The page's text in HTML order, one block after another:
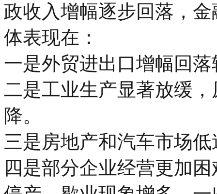
政收入增幅逐步回落，
体表现在：
一是外贸进出口增幅回
二是工业生产显著放缓
降。
三是房地产和汽车市场
四是部分企业经营更加